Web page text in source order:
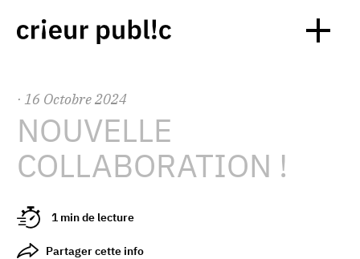
· 16 Octobre2024
NOUVELLE
COLLABORATION !
1 min de lecture
Partager cette info